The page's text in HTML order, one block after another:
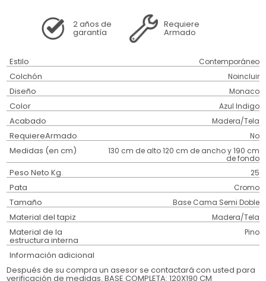
2 años de
garantía
Requiere
Armado
Estilo Contemporáneo
Colchón Noincluir
Diseño Monaco
Color Azul Indigo
Acabado Madera/Tela
RequiereArmado No
Medidas (en cm) 130 cm de alto 120 cm de ancho y 190 cm
de fondo
Peso Neto Kg. 25
Pata Cromo
Tamaño Base Cama Semi Doble
Material del tapiz Madera/Tela
Material de la
estructura interna
Pino
Información adicional
Después de su compra un asesor se contactará con usted para
verificación de medidas. BASE COMPLETA: 120X190 CM